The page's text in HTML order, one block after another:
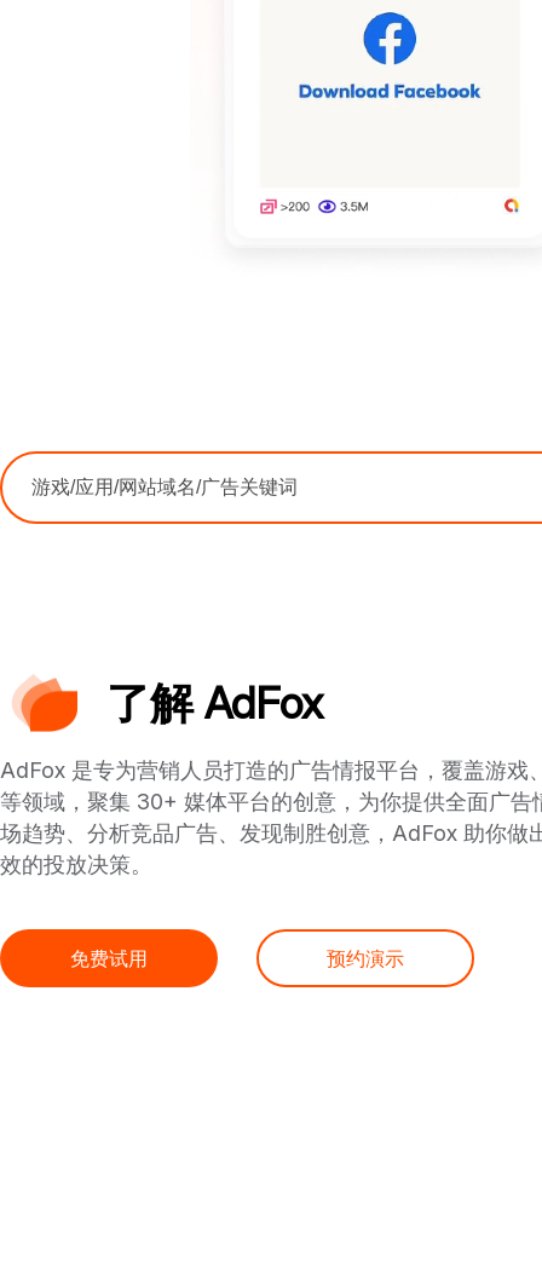
了解 AdFox
AdFox 是专为营销人员打造的广告情报平台，覆盖游戏
等领域，聚集 30+ 媒体平台的创意，为你提供全面广告
场趋势、分析竞品广告、发现制胜创意，AdFox 助你做
效的投放决策。
免费试用 预约演示